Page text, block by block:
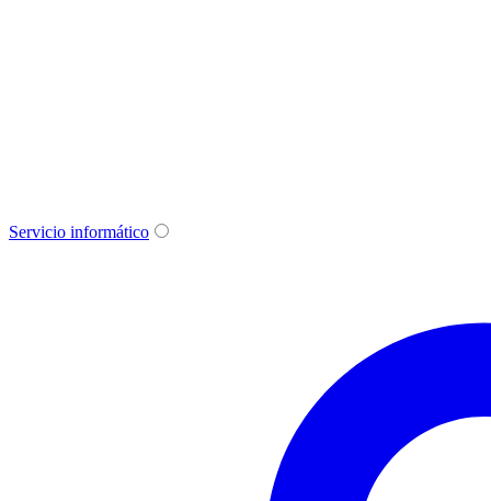
Servicio informático